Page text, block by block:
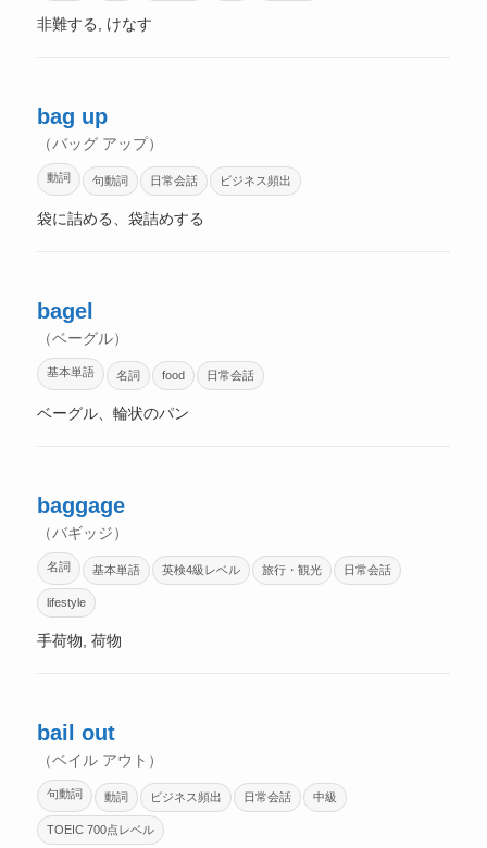
非難する, けなす
bag up
（バッグ アップ）
動詞 句動詞 日常会話 ビジネス頻出
袋に詰める、袋詰めする
bagel
（ベーグル）
基本単語 名詞 food 日常会話
ベーグル、輪状のパン
baggage
（バギッジ）
名詞 基本単語 英検4級レベル 旅行・観光 日常会話
lifestyle
手荷物, 荷物
bail out
（ベイル アウト）
句動詞 動詞 ビジネス頻出 日常会話 中級
TOEIC 700点レベル